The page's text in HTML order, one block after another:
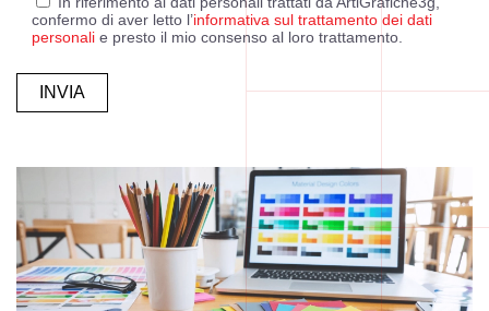
confermo di aver letto l’informativa sul trattamento dei dati
personali e presto il mio consenso al loro trattamento.